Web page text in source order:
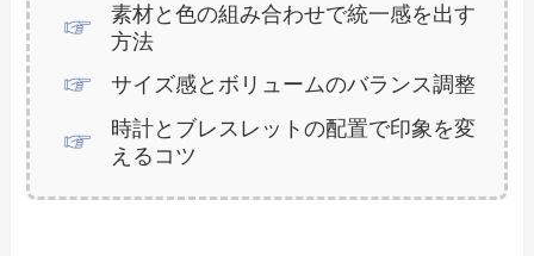
素材と色の組み合わせで統一感を出す
方法
サイズ感とボリュームのバランス調整
時計とブレスレットの配置で印象を変
えるコツ